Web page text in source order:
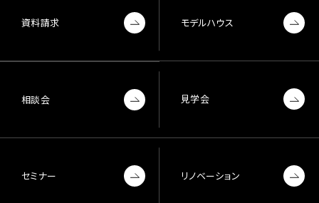
資料請求 モデルハウス
相談会 見学会
セミナー リノベーション